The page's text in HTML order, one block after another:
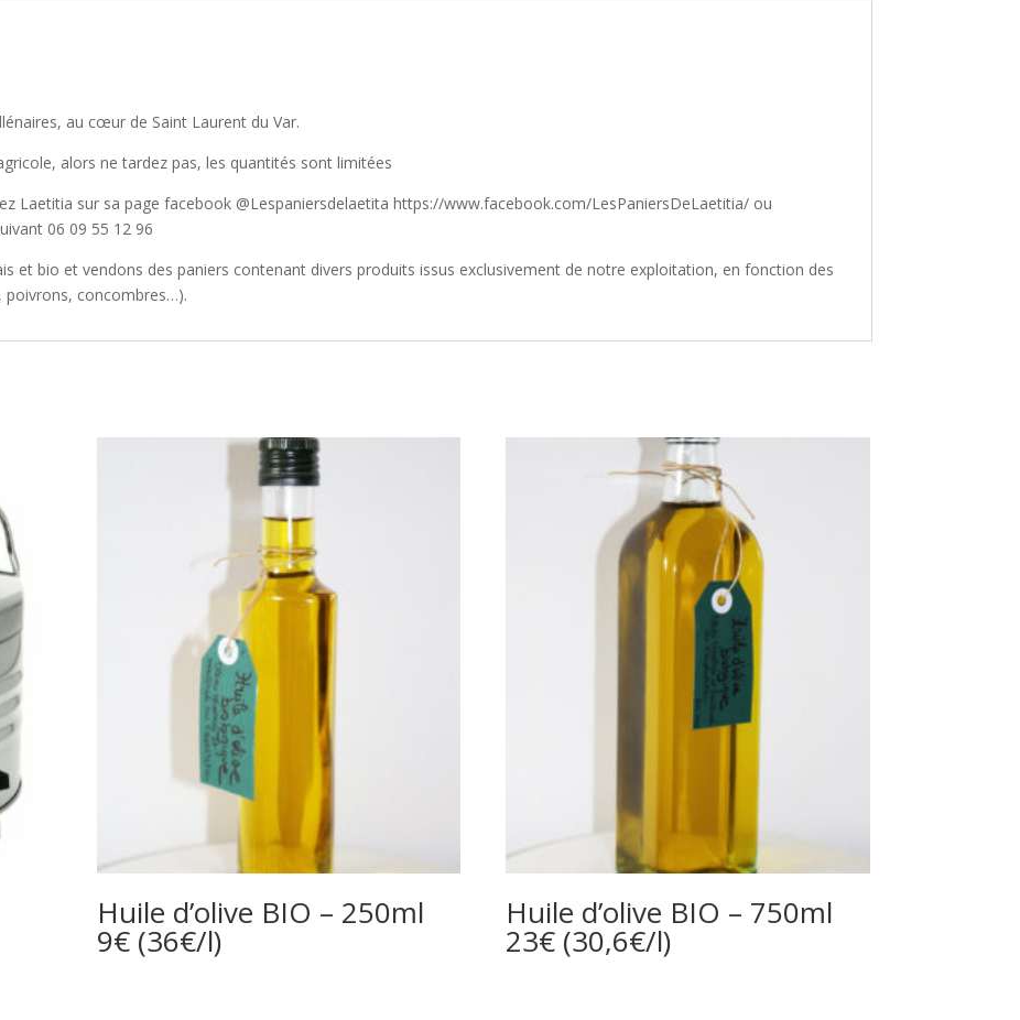
au cœur de Saint Laurent du Var.
alors ne tardez pas, les quantités sont limitées
Laetitia sur sa page facebook @Lespaniersdelaetita https://www.facebook.com/LesPaniersDeLaetitia/ ou
06 09 55 12 96
et bio et vendons des paniers contenant divers produits issus exclusivement de notre exploitation, en fonction des
poivrons, concombres…).
Huile d’olive BIO – 250ml
9€ (36€/l)
Huile d’olive BIO – 750ml
23€ (30,6€/l)